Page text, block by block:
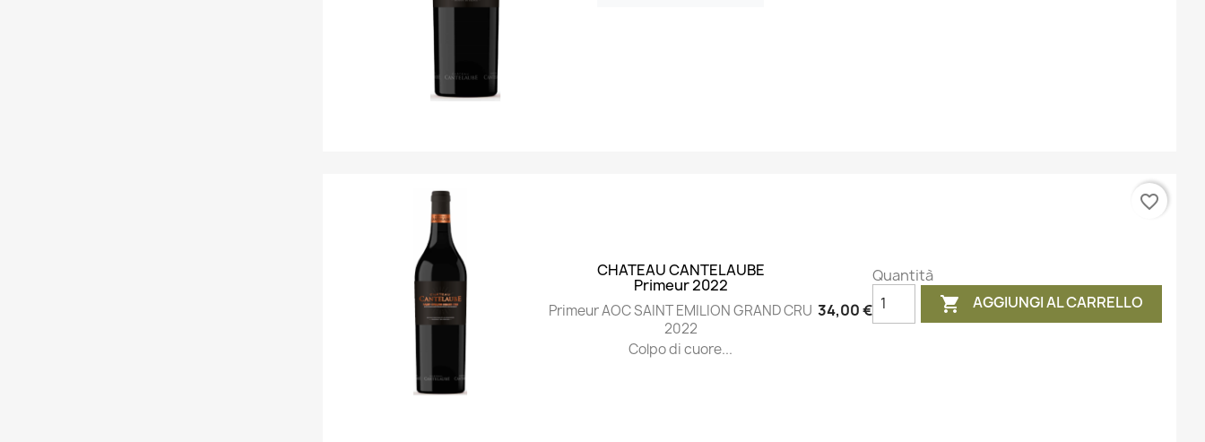
CHATEAU CANTELAUBE
Primeur 2022
Primeur AOC SAINT EMILION GRAND CRU
2022
Colpo di cuore...
34,00 €
Quantità
 AGGIUNGI AL CARRELLO
favorite_border